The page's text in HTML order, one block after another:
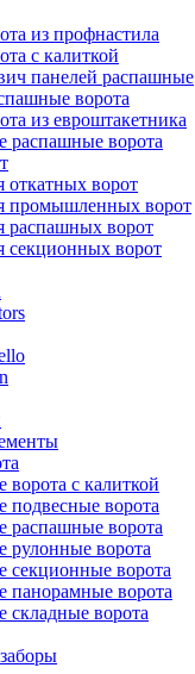
из профнастила
с калиткой
панелей распашные
ворота
из евроштакетника
ворота
откатных ворот
промышленных ворот
распашных ворот
секционных ворот
с калиткой
ворота
ворота
ворота
ворота
ворота
ворота